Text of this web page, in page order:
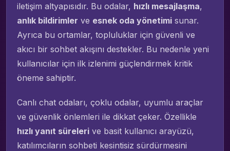
iletişim altyapısıdır. Bu odalar, hızlı mesajlaşma,
anlık bildirimler ve esnek oda yönetimi sunar.
Ayrıca bu ortamlar, topluluklar için güvenli ve
akıcı bir sohbet akışını destekler. Bu nedenle yeni
kullanıcılar için ilk izlenimi güçlendirmek kritik
öneme sahiptir.
Canlı chat odaları, çoklu odalar, uyumlu araçlar
ve güvenlik önlemleri ile dikkat çeker. Özellikle
hızlı yanıt süreleri ve basit kullanıcı arayüzü,
katılımcıların sohbeti kesintisiz sürdürmesini